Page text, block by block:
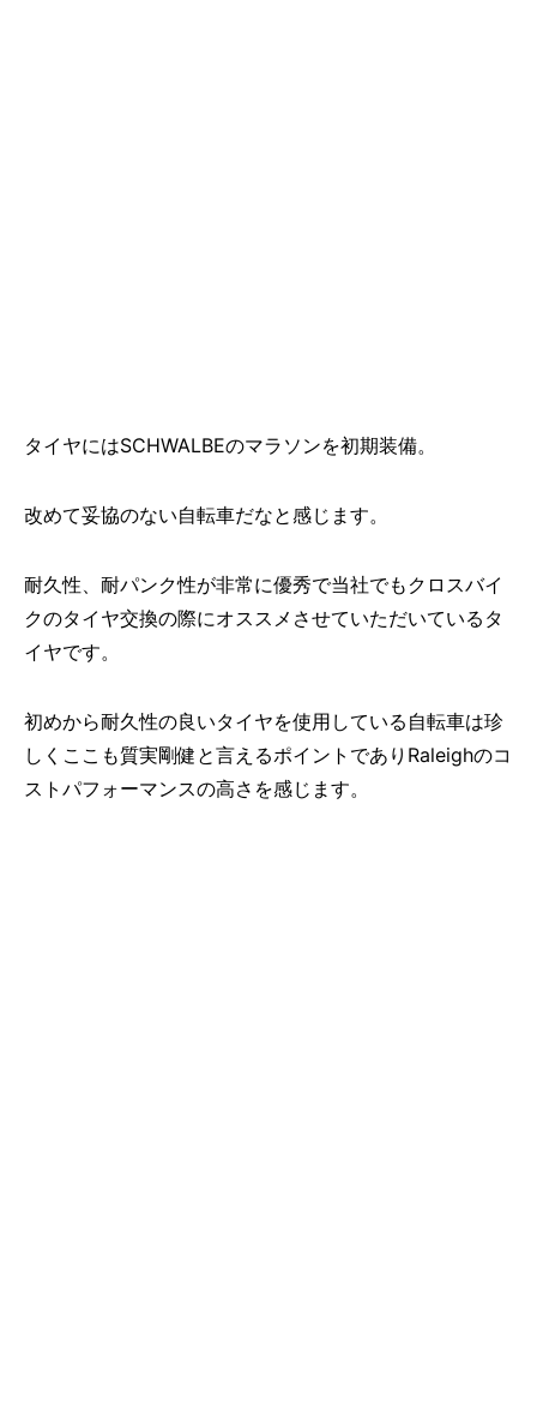
タイヤにはSCHWALBEのマラソンを初期装備。
改めて妥協のない自転車だなと感じます。
耐久性、耐パンク性が非常に優秀で当社でもクロスバイ
クのタイヤ交換の際にオススメさせていただいているタ
イヤです。
初めから耐久性の良いタイヤを使用している自転車は珍
しくここも質実剛健と言えるポイントでありRaleighのコ
ストパフォーマンスの高さを感じます。